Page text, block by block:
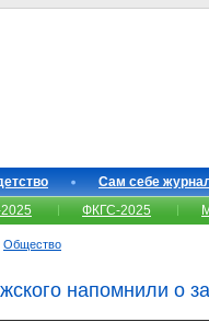
Сам себе
ФКГС-2025
Общество
напомнили о